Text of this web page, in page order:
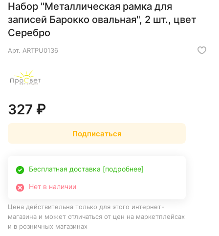
Набор "Металлическая рамка для
записей Барокко овальная", 2 шт., цвет
Серебро
Арт. ARTPU0136
327 ₽
Подписаться
Бесплатная доставка [подробнее]
Нет в наличии
Цена действительна только для этого интернет-
магазина и может отличаться от цен на маркетплейсах
и в розничных магазинах